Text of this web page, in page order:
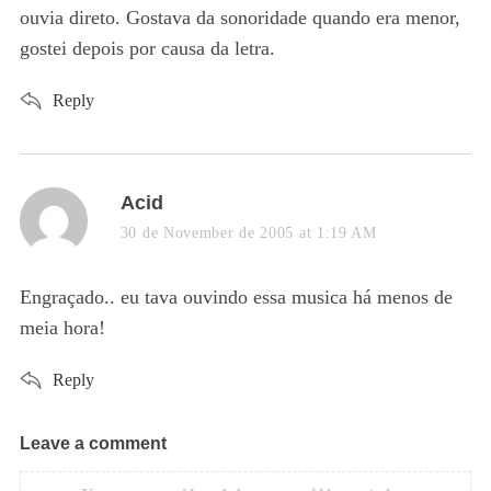
ouvia direto. Gostava da sonoridade quando era menor,
gostei depois por causa da letra.
Reply
s
a
s
Acid
30 de November de 2005 at 1:19 AM
Engraçado.. eu tava ouvindo essa musica há menos de
meia hora!
Reply
L
e
Leave a comment